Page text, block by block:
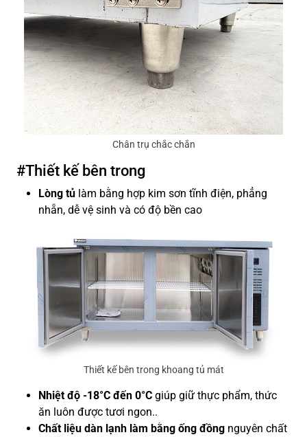
Chân trụ chắc chắn
#Thiết kế bên trong
Lòng tủ làm bằng hợp kim sơn tĩnh điện, phẳng
nhẵn, dễ vệ sinh và có độ bền cao
Thiết kế bên trong khoang tủ mát
Nhiệt độ -18°C đến 0°C giúp giữ thực phẩm, thức
ăn luôn được tươi ngon..
Chất liệu dàn lạnh làm bằng ống đồng nguyên chất